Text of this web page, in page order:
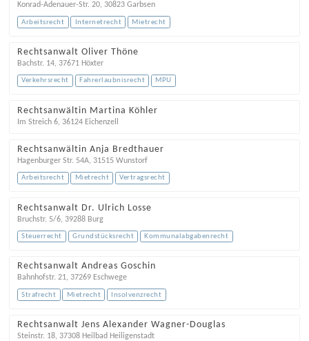
Konrad-Adenauer-Str. 20, 30823 Garbsen
Arbeitsrecht Internetrecht Mietrecht
Rechtsanwalt Oliver Thöne
Bachstr. 14, 37671 Höxter
Verkehrsrecht Fahrerlaubnisrecht MPU
Rechtsanwältin Martina Köhler
Im Streich 6, 36124 Eichenzell
Rechtsanwältin Anja Bredthauer
Hagenburger Str. 54A, 31515 Wunstorf
Arbeitsrecht Mietrecht Vertragsrecht
Rechtsanwalt Dr. Ulrich Losse
Bruchstr. 5/6, 39288 Burg
Steuerrecht Grundstücksrecht Kommunalabgabenrecht
Rechtsanwalt Andreas Goschin
Bahnhofstr. 21, 37269 Eschwege
Strafrecht Mietrecht Insolvenzrecht
Rechtsanwalt Jens Alexander Wagner-Douglas
Steinstr. 18, 37308 Heilbad Heiligenstadt